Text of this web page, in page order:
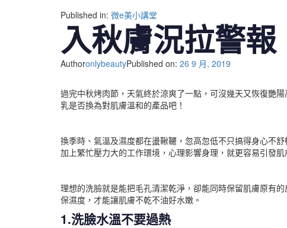
Published in: 微e美小講堂
入秋膚況拉警
AuthoronlybeautyPublished on: 26 9 月, 2019
過完中秋烤肉節，天氣終於涼爽了一點，可沒幾天又恢復艷
乳是否換為對肌膚溫和的產品吧！
換季時、氣溫及濕度都在盪鞦韆，忽高忽低不只搞得身心不
加上繁忙壓力大的工作環境，心理影響身理，就更容易引發
理想的洗臉就是能把毛孔清潔乾淨，卻能同時保留肌膚原有
保濕度，才能讓肌膚不乾不油好水嫩。
1.洗臉水溫不要過熱